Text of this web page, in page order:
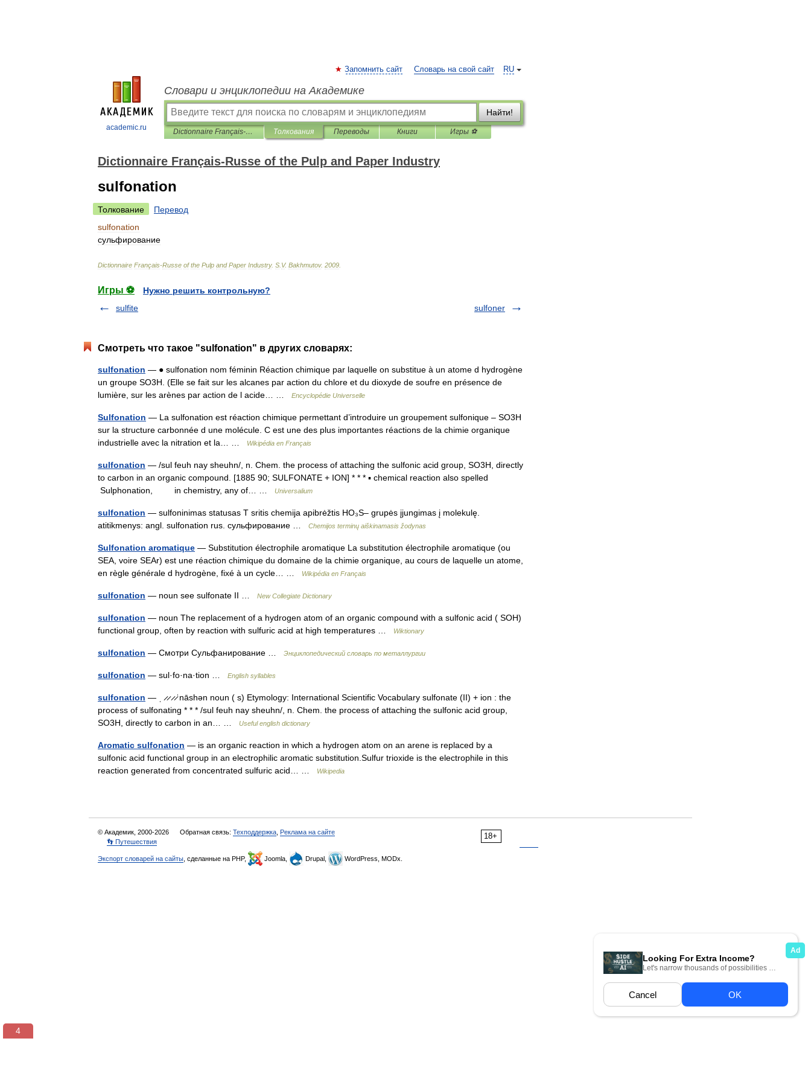
academic.ru
RU
Запомнить сайт Словарь на свой сайт
Словари и энциклопедии на Академике
Найти!
Dictionnaire Français-Russe of the Pulp and Paper Industry Толкования Переводы Книги Игры ⚽
Dictionnaire Français-Russe of the Pulp and Paper Industry
sulfonation
Толкование
Перевод
sulfonation
сульфирование
Dictionnaire Français-Russe of the Pulp and Paper Industry. S V. Bakhmutov. 2009
Игры ⚽
Нужно решить контрольную?
sulfite
sulfoner
Смотреть что такое "sulfonation" в других словарях:
sulfonation — ● sulfonation nom féminin Réaction chimique par laquelle on substitue à un atome d hydrogène
un groupe SO3H. (Elle se fait sur les alcanes par action du chlore et du dioxyde de soufre en présence de
lumière, sur les arènes par action de l acide… …
Encyclopédie Universelle
Sulfonation — La sulfonation est réaction chimique permettant d’introduire un groupement sulfonique – SO3H
sur la structure carbonnée d une molécule. C est une des plus importantes réactions de la chimie organique
industrielle avec la nitration et la… …
Wikipédia en Français
sulfonation — /sul feuh nay sheuhn/, n. Chem. the process of attaching the sulfonic acid group, SO3H, directly
to carbon in an organic compound. [1885 90; SULFONATE + ION] * * * ▪ chemical reaction also spelled
Sulphonation, in chemistry, any of… …
Universalium
sulfonation — sulfoninimas statusas T sritis chemija apibrėžtis HO₃S– grupės įjungimas į molekulę.
atitikmenys: angl. sulfonation rus. сульфирование …
Chemijos terminų aiškinamasis žodynas
Sulfonation aromatique — Substitution électrophile aromatique La substitution électrophile aromatique (ou
SEA, voire SEAr) est une réaction chimique du domaine de la chimie organique, au cours de laquelle un atome,
en règle générale d hydrogène, fixé à un cycle… …
Wikipédia en Français
sulfonation — noun see sulfonate II … New Collegiate Dictionary
sulfonation — noun The replacement of a hydrogen atom of an organic compound with a sulfonic acid ( SOH)
functional group, often by reaction with sulfuric acid at high temperatures …
Wiktionary
sulfonation — Смотри Сульфанирование … Энциклопедический словарь по металлургии
sulfonation — sul·fo·na·tion … English syllables
sulfonation — ˌ ̷ ̷ ̷ ̷ˈnāshən noun ( s) Etymology: International Scientific Vocabulary sulfonate (II) + ion : the
process of sulfonating * * * /sul feuh nay sheuhn/, n. Chem. the process of attaching the sulfonic acid group,
SO3H, directly to carbon in an… …
Useful english dictionary
Aromatic sulfonation — is an organic reaction in which a hydrogen atom on an arene is replaced by a
sulfonic acid functional group in an electrophilic aromatic substitution.Sulfur trioxide is the electrophile in this
reaction generated from concentrated sulfuric acid… …
Wikipedia
18+
© Академик, 2000-2026 Обратная связь: Техподдержка Реклама на сайте
👣 Путешествия
Экспорт словарей на сайты , сделанные на PHP, Joomla, Drupal, WordPress, MODx.
3